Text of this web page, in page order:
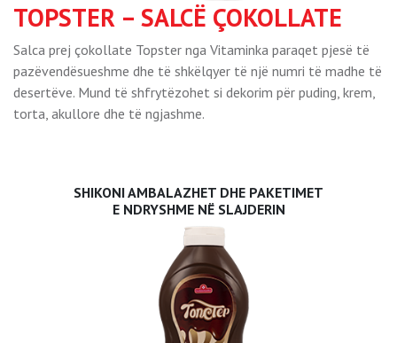
TOPSTER – SALCË ÇOKOLLATE
Salca prej çokollate Topster nga Vitaminka paraqet pjesë të
pazëvendësueshme dhe të shkëlqyer të një numri të madhe të
desertëve. Mund të shfrytëzohet si dekorim për puding, krem,
torta, akullore dhe të ngjashme.
SHIKONI AMBALAZHET DHE PAKETIMET
E NDRYSHME NË SLAJDERIN